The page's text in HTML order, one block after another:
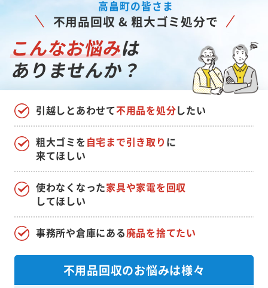
高畠町の皆さま
不用品回収 & 粗大ゴミ処分で
こんなお悩みは
ありませんか？
引越しとあわせて 不用品を処分 したい
使わなくなった家具や家電を回収
してほしい
粗大ゴミを 自宅まで引き取り に
来てほしい
事務所や倉庫にある廃品を捨てたい
不用品回収のお悩みは様々